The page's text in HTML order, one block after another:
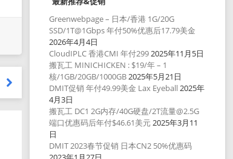
Greenwebpage – 日本/香港 1G/20G
SSD/1T@1Gbps 年付50%优惠后17.79美金
2026年4月4日
CloudIPLC 香港CMI 年付2992025年11月5日
搬瓦工 MINICHICKEN : $19/年 – 1
核/1GB/20GB/1000GB2025年5月21日
DMIT促销 年付49.99美金 Lax Eyeball 2025年
4月3日
搬瓦工 DC1 2G内存/40G硬盘/2T流量@2.5G
端口优惠码后年付$46.61美元2025年3月11
日
DMIT 2023春节促销 日本CN2 50%优惠码